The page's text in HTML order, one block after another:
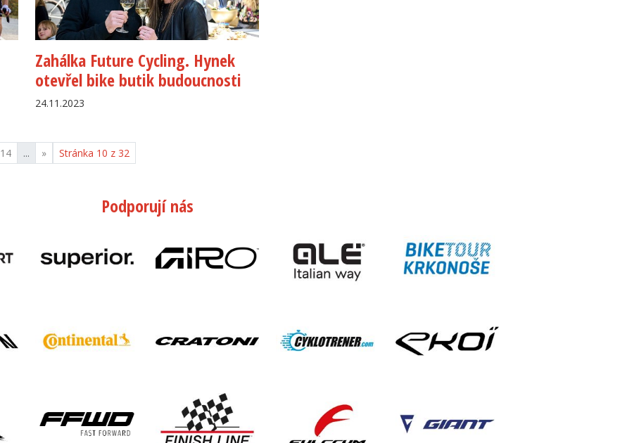
Zahálka Future Cycling. Hynek
otevřel bike butik budoucnosti
24.11.2023
14 ... » Stránka 10 z 32
Podporují nás